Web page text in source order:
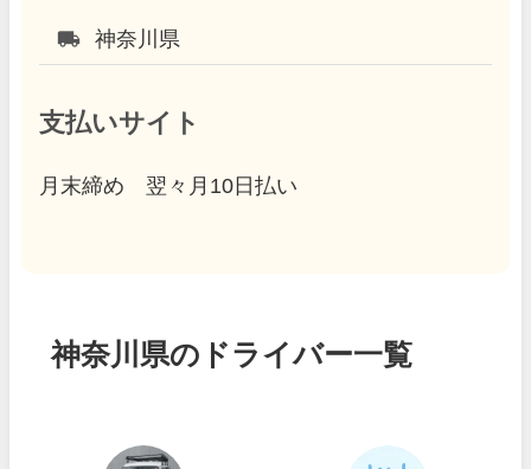
local_shipping 神奈川県
支払いサイト
月末締め 翌々月10日払い
神奈川県のドライバー一覧